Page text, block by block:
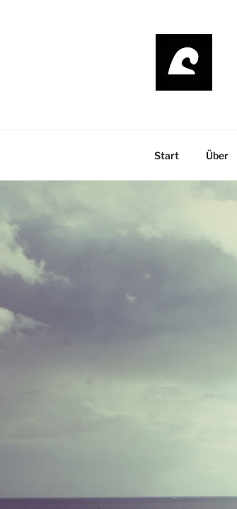
Start Über